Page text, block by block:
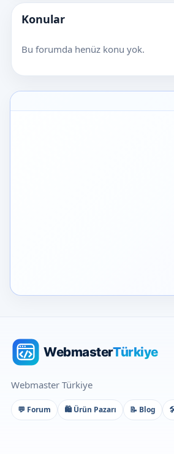
Konular
Bu forumda henüz konu yok.
Webmaster Türkiye
💬 Forum 🛍️ Ürün Pazarı 📝 Blog